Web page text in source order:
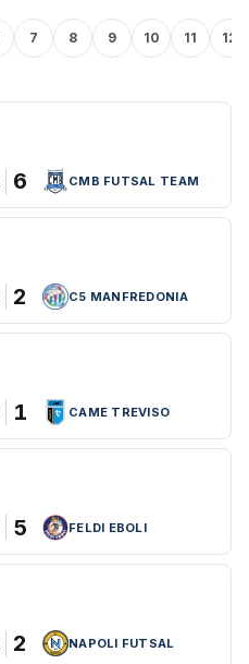
7 8 9 10 11 12
6 CMB FUTSAL TEAM
2 C5 MANFREDONIA
1 CAME TREVISO
5 FELDI EBOLI
2 NAPOLI FUTSAL